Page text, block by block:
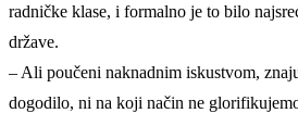
radničke klase, i formalno je to bilo
države.
– Ali poučeni naknadnim iskustvom,
dogodilo, ni na koji način ne